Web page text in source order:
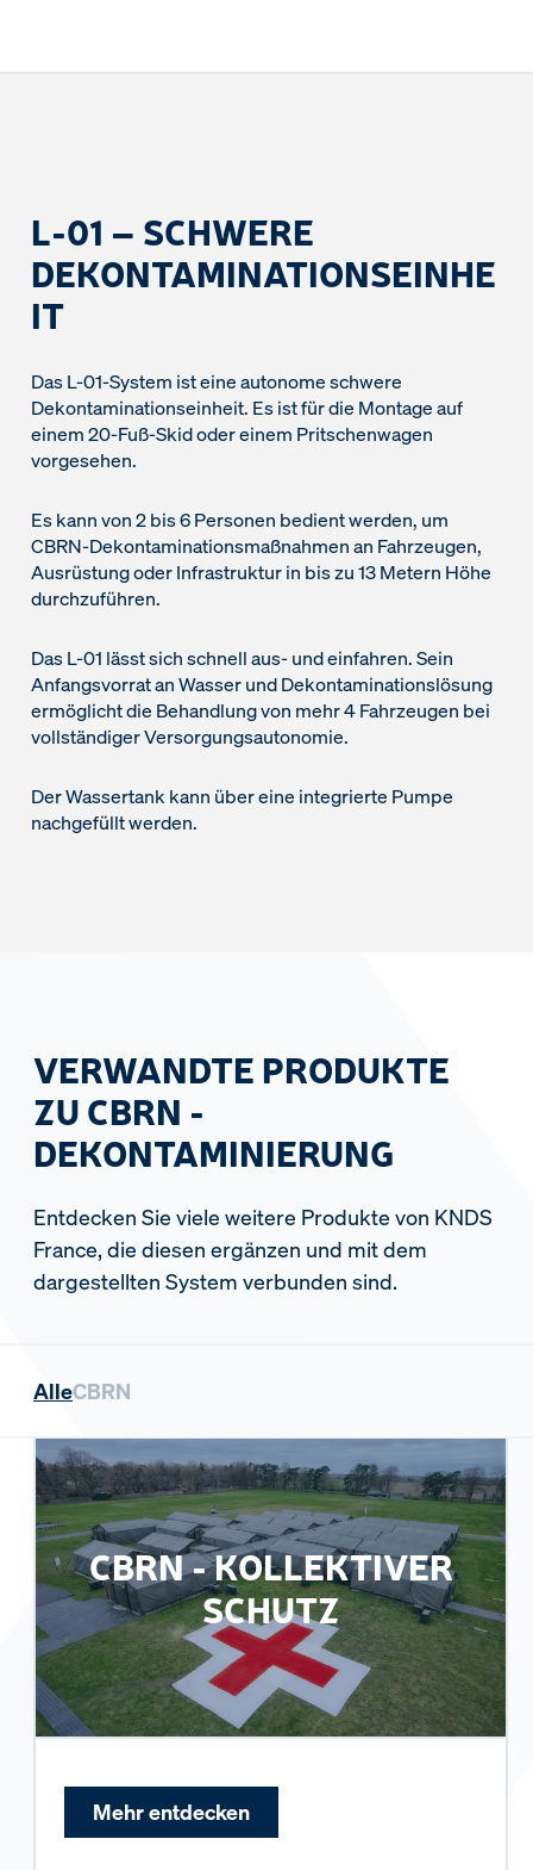
L-01 – SCHWERE
DEKONTAMINATIONSEINHE
IT
Das L-01-System ist eine autonome schwere
Dekontaminationseinheit. Es ist für die Montage auf
einem 20-Fuß-Skid oder einem Pritschenwagen
vorgesehen.
Es kann von 2 bis 6 Personen bedient werden, um
CBRN-Dekontaminationsmaßnahmen an Fahrzeugen,
Ausrüstung oder Infrastruktur in bis zu 13 Metern Höhe
durchzuführen.
Das L-01 lässt sich schnell aus- und einfahren. Sein
Anfangsvorrat an Wasser und Dekontaminationslösung
ermöglicht die Behandlung von mehr 4 Fahrzeugen bei
vollständiger Versorgungsautonomie.
Der Wassertank kann über eine integrierte Pumpe
nachgefüllt werden.
VERWANDTE PRODUKTE
ZU CBRN -
DEKONTAMINIERUNG
Entdecken Sie viele weitere Produkte von KNDS
France, die diesen ergänzen und mit dem
dargestellten System verbunden sind.
AlleCBRN
CBRN - KOLLEKTIVER
SCHUTZ
Mehr entdecken